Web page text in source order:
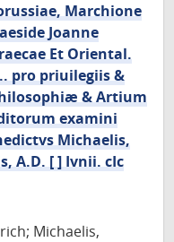
Marchione
Joanne
Et Oriental.
pro priuilegiis &
& Artium
examini
Michaelis,
A.D. [ ] Ivnii. cIc
Michaelis,